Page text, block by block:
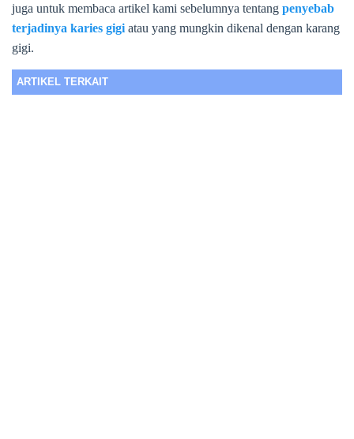
juga untuk membaca artikel kami sebelumnya tentang penyebab
terjadinya karies gigi atau yang mungkin dikenal dengan karang
gigi.
ARTIKEL TERKAIT